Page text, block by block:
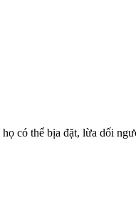
có thể bịa đặt, lừa dối